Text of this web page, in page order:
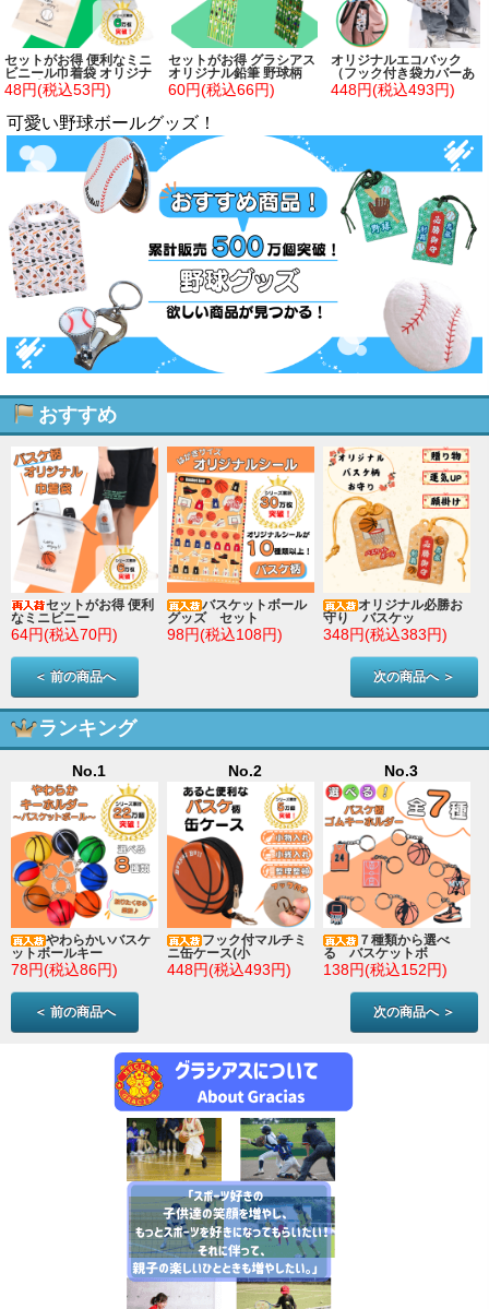
セットがお得 便利なミニ
ビニール巾着袋 オリジナ
ル野球柄 単価３６円～
48円(税込53円)
セットがお得 グラシアス
オリジナル鉛筆 野球柄
60円(税込66円)
オリジナルエコバック
（フック付き袋カバーあ
り）野球柄
448円(税込493円)
可愛い野球ボールグッズ！
おすすめ
セットがお得 便利
なミニビニー
64円(税込70円)
バスケットボール
グッズ セット
98円(税込108円)
オリジナル必勝お
守り バスケッ
348円(税込383円)
＜ 前の商品へ 次の商品へ ＞
ランキング
No.1
やわらかいバスケ
ットボールキー
78円(税込86円)
No.2
フック付マルチミ
ニ缶ケース(小
448円(税込493円)
No.3
７種類から選べ
る バスケットボ
138円(税込152円)
＜ 前の商品へ 次の商品へ ＞